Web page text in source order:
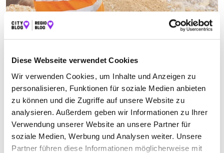
Diese Webseite verwendet Cookies
Wir verwenden Cookies, um Inhalte und Anzeigen zu
personalisieren, Funktionen für soziale Medien anbieten
zu können und die Zugriffe auf unsere Website zu
analysieren. Außerdem geben wir Informationen zu Ihrer
Verwendung unserer Website an unsere Partner für
soziale Medien, Werbung und Analysen weiter. Unsere
Partner führen diese Informationen möglicherweise mit
BAUUNTERNEHMEN IN WERTHEIM
Jetzt geöffnet
Suchen nach
Finden
GROSSRINDERFELD
GRÜNSFELD-ZIMMERN